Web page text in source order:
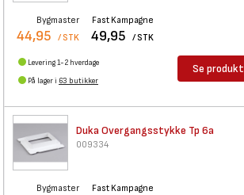
Bygmaster
44,95 / STK
Fast Kampagne
49,95 / STK
Levering 1-2 hverdage
På lager i 63 butikker
Se produkt
Duka Overgangsstykke Tp 6a
009334
Bygmaster Fast Kampagne